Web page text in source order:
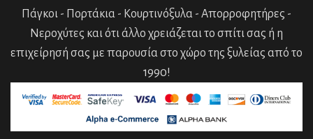
Πάγκοι - Πορτάκια - Κουρτινόξυλα - Απορροφητήρες -
Νεροχύτες και ότι άλλο χρειάζεται το σπίτι σας ή η
επιχείρησή σας με παρουσία στο χώρο της ξυλείας από το
1990!